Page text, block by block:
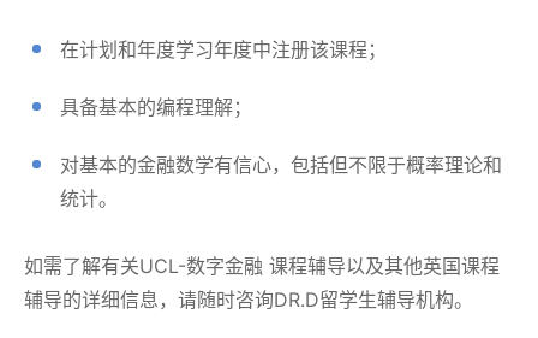
在计划和年度学习年度中注册该课程；
具备基本的编程理解；
对基本的金融数学有信心，包括但不限于概率理论和
统计。
如需了解有关UCL-数字金融 课程辅导以及其他英国课程
辅导的详细信息，请随时咨询DR.D留学生辅导机构。